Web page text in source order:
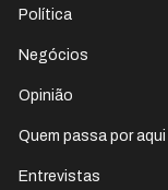
Política
Negócios
Opinião
Quem passa por aqui
Entrevistas